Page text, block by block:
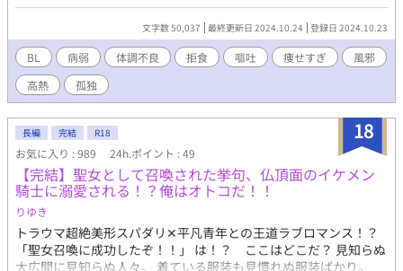
文字数 50,037 最終更新日 2024.10.24 登録日 2024.10.23
BL 病弱 体調不良 拒食 嘔吐 痩せすぎ
風邪
高熱
孤独
18
長編 完結 R18
お気に入り : 989 24h.ポイント : 49
【完結】聖女として召喚された挙句、仏頂面のイケメン
騎士に溺愛される！？俺はオトコだ！！
りゆき
トラウマ超絶美形スパダリ✕平凡青年との王道ラブロマンス！？
「聖女召喚に成功したぞ！！」 は！？ ここはどこだ？ 見知らぬ
大広間に見知らぬ人々。 着ている服装も見慣れぬ服装ばかり。